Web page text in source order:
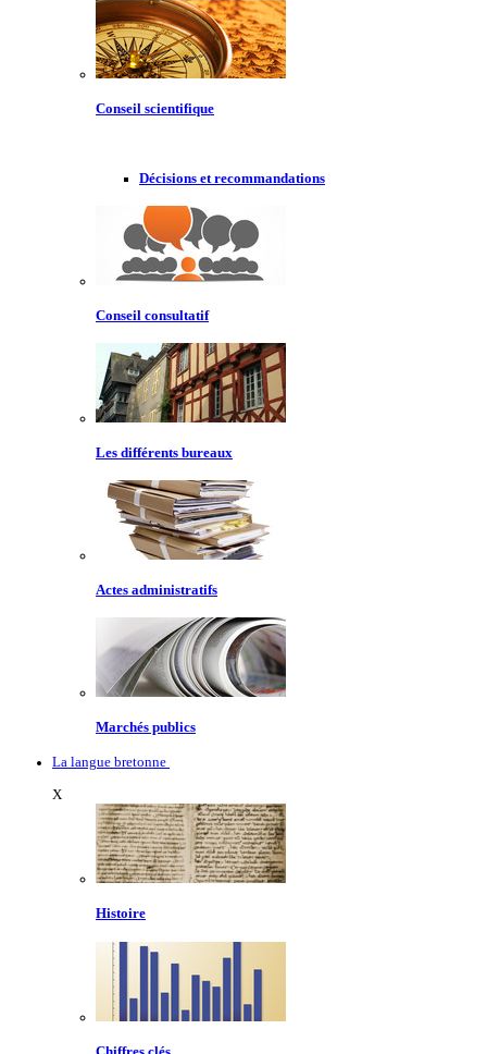
Conseil scientifique
Décisions et recommandations
Conseil consultatif
Les différents bureaux
Actes administratifs
Marchés publics
La langue bretonne
X
Histoire